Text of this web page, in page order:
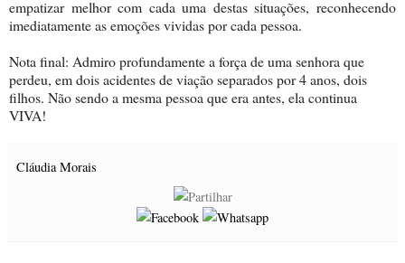
empatizar melhor com cada uma destas situações, reconhecendo
imediatamente as emoções vividas por cada pessoa.
Nota final: Admiro profundamente a força de uma senhora que
perdeu, em dois acidentes de viação separados por 4 anos, dois
filhos. Não sendo a mesma pessoa que era antes, ela continua
VIVA!
Cláudia Morais